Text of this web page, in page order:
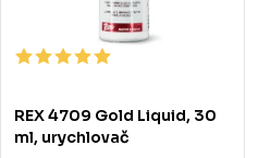
o
u
r
d
REX 4709 Gold Liquid, 30
ml, urychlovač